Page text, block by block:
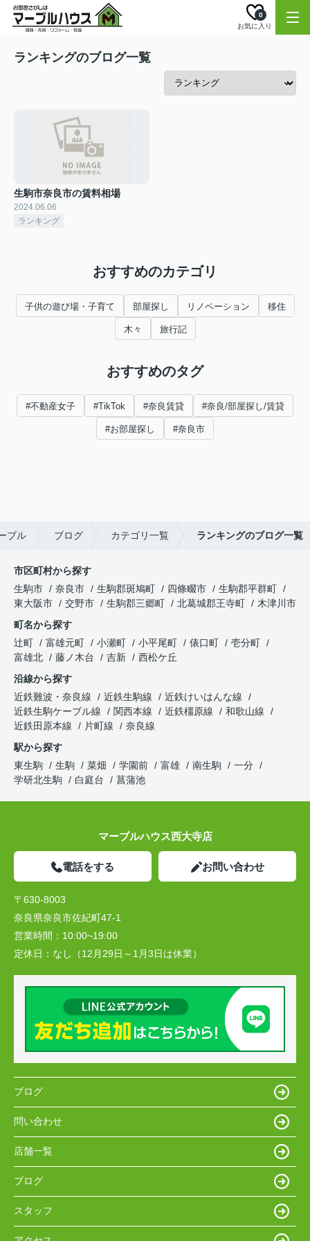
お気に入り
0
ランキングのブログ一覧
生駒市奈良市の賃料相場
2024.06.06
ランキング
おすすめのカテゴリ
子供の遊び場・子育て 部屋探し リノベーション 移住
木々 旅行記
おすすめのタグ
#不動産女子 #TikTok #奈良賃貸 #奈良/部屋探し/賃貸
#お部屋探し #奈良市
ブル ブログ カテゴリ一覧 ランキングのブログ一覧
市区町村から探す
生駒市
奈良市 生駒郡斑鳩町 四條畷市
生駒郡平群町
東大阪市
交野市 生駒郡三郷町 北葛城郡王寺町
木津川市
町名から探す
辻町
富雄元町 小瀬町 小平尾町 俵口町
壱分町
富雄北
藤ノ木台 吉新
西松ケ丘
沿線から探す
近鉄難波・奈良線
近鉄生駒線
近鉄けいはんな線
近鉄生駒ケーブル線
関西本線 近鉄橿原線
和歌山線
近鉄田原本線
片町線
奈良線
駅から探す
東生駒
生駒 菜畑 学園前 富雄 南生駒
一分
学研北生駒
白庭台 菖蒲池
マーブルハウス西大寺店
電話をする お問い合わせ
〒630-8003
奈良県奈良市佐紀町47-1
営業時間： 10:00~19:00
定休日： なし（12月29日～1月3日は休業）
ブログ
問い合わせ
店舗一覧
ブログ
スタッフ